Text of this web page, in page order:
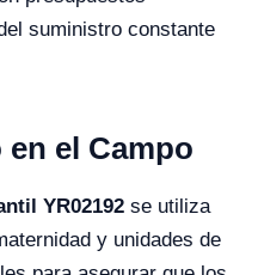
suministro constante
el Campo
YR02192 se utiliza
y unidades de